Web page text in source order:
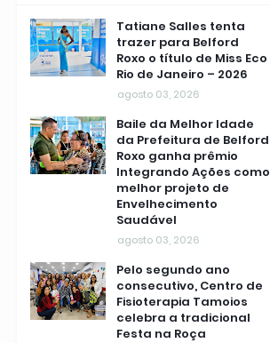
COMENTÁRIOSTatiane Salles tenta
trazer para Belford
Roxo o título de Miss Eco
Rio de Janeiro – 2026
agosto 03, 2026
Baile da Melhor Idade
da Prefeitura de Belford
Roxo ganha prêmio
Integrando Ações como
melhor projeto de
Envelhecimento
Saudável
agosto 03, 2026
Pelo segundo ano
consecutivo, Centro de
Fisioterapia Tamoios
celebra a tradicional
Festa na Roça